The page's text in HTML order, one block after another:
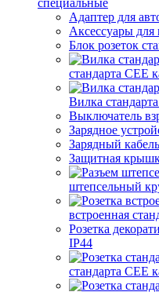
специальные
Адаптер для
Аксессуары для
Блок розеток
стандарта CEE
Вилка
Выключатель
Зарядное
Зарядный
Защитная
штепсельный
встроенная
Розетка
IP44
стандарта СЕЕ